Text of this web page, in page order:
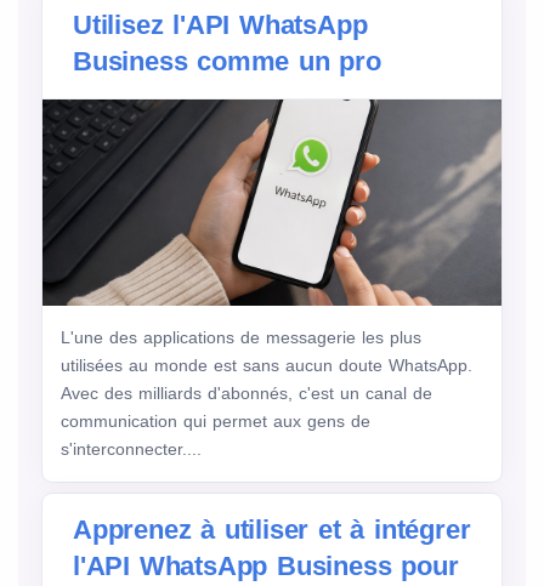
Utilisez l'API WhatsApp
Business comme un pro
L'une des applications de messagerie les plus
utilisées au monde est sans aucun doute WhatsApp.
Avec des milliards d'abonnés, c'est un canal de
communication qui permet aux gens de
s'interconnecter....
Apprenez à utiliser et à intégrer
l'API WhatsApp Business pour